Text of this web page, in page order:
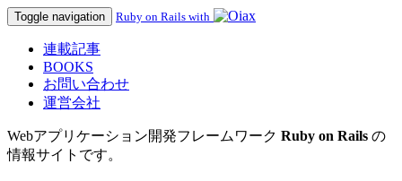
Toggle navigation Ruby on Rails with
連載記事
BOOKS
お問い合わせ
運営会社
Webアプリケーション開発フレームワーク Ruby on Rails の
情報サイトです。